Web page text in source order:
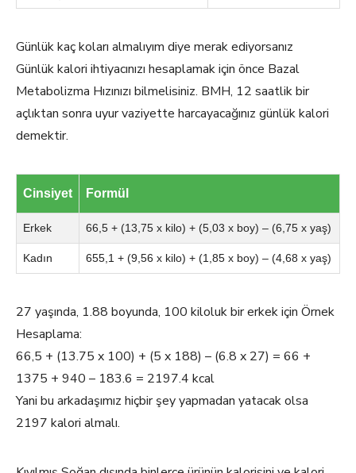
Günlük kaç koları almalıyım diye merak ediyorsanız
Günlük kalori ihtiyacınızı hesaplamak için önce Bazal
Metabolizma Hızınızı bilmelisiniz. BMH, 12 saatlik bir
açlıktan sonra uyur vaziyette harcayacağınız günlük kalori
demektir.
Cinsiyet Formül
Erkek 66,5 + (13,75 x kilo) + (5,03 x boy) – (6,75 x yaş)
Kadın 655,1 + (9,56 x kilo) + (1,85 x boy) – (4,68 x yaş)
27 yaşında, 1.88 boyunda, 100 kiloluk bir erkek için Örnek
Hesaplama:
66,5 + (13.75 x 100) + (5 x 188) – (6.8 x 27) = 66 +
1375 + 940 – 183.6 = 2197.4 kcal
Yani bu arkadaşımız hiçbir şey yapmadan yatacak olsa
2197 kalori almalı.